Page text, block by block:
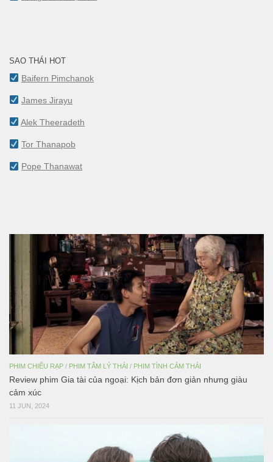
SAO THÁI HOT
Baifern Pimchanok
James Jirayu
Alek Theeradeth
Tor Thanapob
Pope Thanawat
PHIM CHIẾU RẠP / PHIM TÂM LÝ THÁI / PHIM TÌNH CẢM THÁI
Review phim Gia tài của ngoại: Kịch bản đơn giản nhưng giàu
cảm xúc
11 JUN, 2024